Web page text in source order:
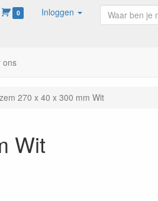
0 Inloggen
ons
270 x 40 x 300 mm Wit
Wit